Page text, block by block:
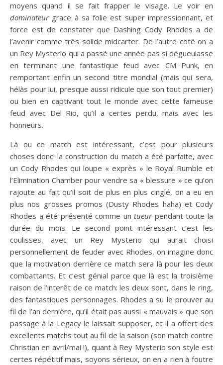
moyens quand il se fait frapper le visage. Le voir en
dominateurgrace à sa folie est super impressionnant, et
force est de constater que Dashing Cody Rhodes a de
l’avenir comme très solide midcarter. De l’autre coté on a
un Rey Mysterio qui a passé une année pas si dégueulasse
en terminant une fantastique feud avec CM Punk, en
remportant enfin un second titre mondial (mais qui sera,
hélàs pour lui, presque aussi ridicule que son tout premier)
ou bien en captivant tout le monde avec cette fameuse
feud avec Del Rio, qu’il a certes perdu, mais avec les
honneurs.
Là ou ce match est intéressant, c’est pour plusieurs
choses donc: la construction du match a été parfaite, avec
un Cody Rhodes qui loupe « exprès » le Royal Rumble et
l’Elimination Chamber pour vendre sa « blessure » ce qu’on
rajoute au fait qu’il soit de plus en plus cinglé, on a eu en
plus nos grosses promos (Dusty Rhodes haha) et Cody
Rhodes a été présenté comme untueurpendant toute la
durée du mois. Le second point intéressant c’est les
coulisses, avec un Rey Mysterio qui aurait choisi
personnellement de feuder avec Rhodes, on imagine donc
que la motivation derrière ce match sera là pour les deux
combattants. Et c’est génial parce que là est la troisième
raison de l’interêt de ce match: les deux sont, dans le ring,
des fantastiques personnages. Rhodes a su le prouver au
fil de l’an dernière, qu’il était pas aussi « mauvais » que son
passage à la Legacy le laissait supposer, et il a offert des
excellents matchs tout au fil de la saison (son match contre
Christian en avril/mai !), quant à Rey Mysterio son style est
certes répétitif mais, soyons sérieux, on en a rien à foutre